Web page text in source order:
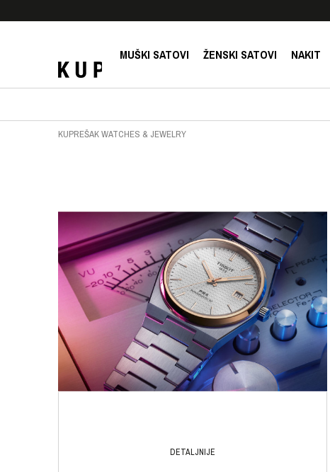
MUŠKI SATOVI ŽENSKI SATOVI NAKIT
KUPREŠAK WATCHES & JEWELRY
DETALJNIJE